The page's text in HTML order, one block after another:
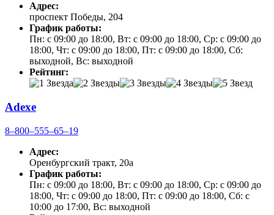
Адрес:
проспект Победы, 204
График работы:
Пн: с 09:00 до 18:00, Вт: с 09:00 до 18:00, Ср: с 09:00 до
18:00, Чт: с 09:00 до 18:00, Пт: с 09:00 до 18:00, Сб:
выходной, Вс: выходной
Рейтинг:
Adexe
8‒800‒555‒65‒19
Адрес:
Оренбургский тракт, 20а
График работы:
Пн: с 09:00 до 18:00, Вт: с 09:00 до 18:00, Ср: с 09:00 до
18:00, Чт: с 09:00 до 18:00, Пт: с 09:00 до 18:00, Сб: с
10:00 до 17:00, Вс: выходной